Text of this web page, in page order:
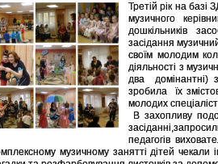
Третій рік на
музичного
дошкільників
засідання
своїм молодим
діяльності з
два домінантні)
зробила їх
молодих
В захопливу
педагогів
музичному занятті дітей чекали